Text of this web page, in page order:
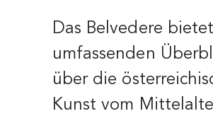
Das Belvedere
umfassenden
über die
Kunst vom